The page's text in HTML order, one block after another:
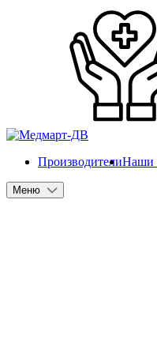
ПроизводителиНаши
Меню